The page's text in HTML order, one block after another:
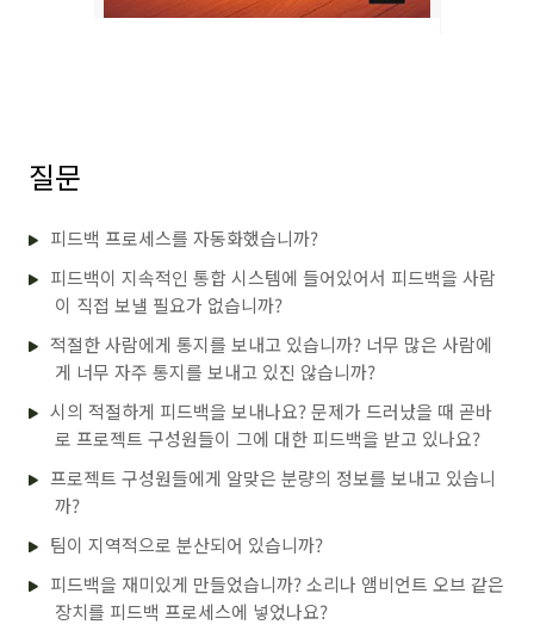
질문
피드백 프로세스를 자동화했습니까?
피드백이 지속적인 통합 시스템에 들어있어서 피드백을 사람
이 직접 보낼 필요가 없습니까?
적절한 사람에게 통지를 보내고 있습니까? 너무 많은 사람에
게 너무 자주 통지를 보내고 있진 않습니까?
시의 적절하게 피드백을 보내나요? 문제가 드러났을 때 곧바
로 프로젝트 구성원들이 그에 대한 피드백을 받고 있나요?
프로젝트 구성원들에게 알맞은 분량의 정보를 보내고 있습니
까?
팀이 지역적으로 분산되어 있습니까?
피드백을 재미있게 만들었습니까? 소리나 앰비언트 오브 같은
장치를 피드백 프로세스에 넣었나요?